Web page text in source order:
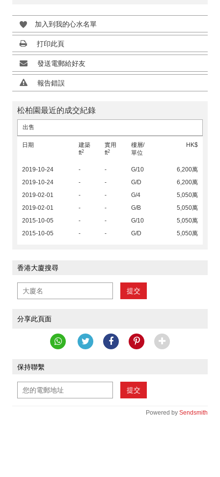
加入到我的心水名單
打印此頁
發送電郵給好友
報告錯誤
松柏園最近的成交紀錄
出售
日期
建築
ft2
實用
ft2
樓層/
單位
HK$
2019-10-24 - - G/10
6,200萬
2019-10-24
- - G/D
6,200萬
2019-02-01
- - G/4
5,050萬
2019-02-01
- - G/B
5,050萬
2015-10-05
- - G/10
5,050萬
2015-10-05
- - G/D 5,050萬
香港大廈搜尋
提交
分享此頁面
保持聯繫
提交
Powered by Sendsmith